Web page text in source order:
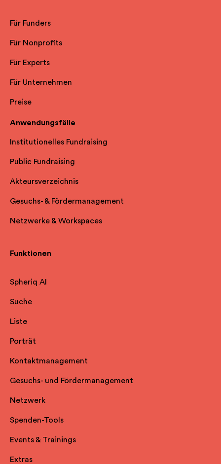
Für Funders
Für Nonprofits
Für Experts
Für Unternehmen
Preise
Anwendungsfälle
Institutionelles Fundraising
Public Fundraising
Akteursverzeichnis
Gesuchs- & Fördermanagement
Netzwerke & Workspaces
Funktionen
Spheriq AI
Suche
Liste
Porträt
Kontaktmanagement
Gesuchs- und Fördermanagement
Netzwerk
Spenden-Tools
Events & Trainings
Extras